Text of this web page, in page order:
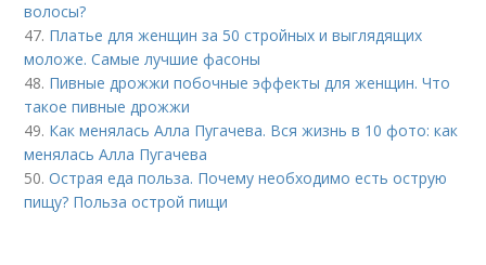
волосы?
47. Платье для женщин за 50 стройных и выглядящих
моложе. Самые лучшие фасоны
48. Пивные дрожжи побочные эффекты для женщин. Что
такое пивные дрожжи
49. Как менялась Алла Пугачева. Вся жизнь в 10 фото: как
менялась Алла Пугачева
50.Острая еда польза. Почему необходимо есть острую
пищу? Польза острой пищи